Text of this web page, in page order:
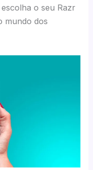
o seu Razr
mundo dos